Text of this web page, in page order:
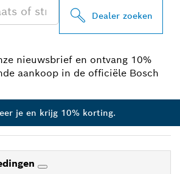
Dealer zoeken
nieuwsbrief en ontvang 10%
aankoop in de officiële Bosch
je en krijg 10% korting.